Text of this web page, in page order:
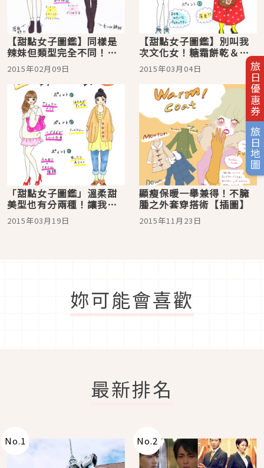
旅日優惠券
旅日地圖
【甜點女子圖鑑】同樣是
辣妹但類型完全不同！？
雷根糖和威士忌酒心巧克
力女孩的特徵
2015年02月09日
【甜點女子圖鑑】別叫我
次文化女！糖霜餅乾＆彩
色巧克力豆女孩的特徵
2015年03月04日
「甜點女子圖鑑」溫柔甜
美型也有分兩種！讓我們
來分析什麼樣的女性最有
人氣
2015年03月19日
顯瘦保暖一舉兼得！不臃
腫之外套穿搭術【插圖】
2015年11月23日
妳可能會喜歡
最新排名
No.1 No.2